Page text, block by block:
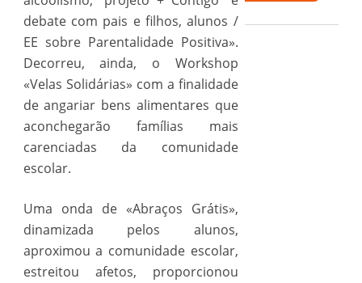
debate com pais e filhos, alunos /
EE sobre Parentalidade Positiva».
Decorreu, ainda, o Workshop
«Velas Solidárias» com a finalidade
de angariar bens alimentares que
aconchegarão famílias mais
carenciadas da comunidade
escolar.
Uma onda de «Abraços Grátis»,
dinamizada pelos alunos,
aproximou a comunidade escolar,
estreitou afetos, proporcionou